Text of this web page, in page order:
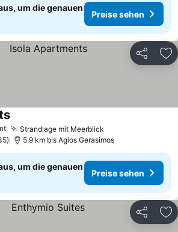
um die genauen
Preise sehen
Teilen
Strandlage mit Meerblick
Preise sehen
5.9 km bis Agios Gerasimos
um die genauen
Preise sehen
Teilen